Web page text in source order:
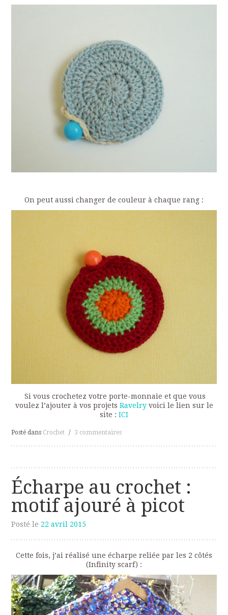
On peut aussi changer de couleur à chaque rang :
Si vous crochetez votre porte-monnaie et que vous
voulez l’ajouter à vos projets Ravelry voici le lien sur le
site : ICI
Posté dans Crochet / 3 commentaires
Écharpe au crochet :
motif ajouré à picot
Posté le 22 avril 2015
Cette fois, j’ai réalisé une écharpe reliée par les 2 côtés
(Infinity scarf) :